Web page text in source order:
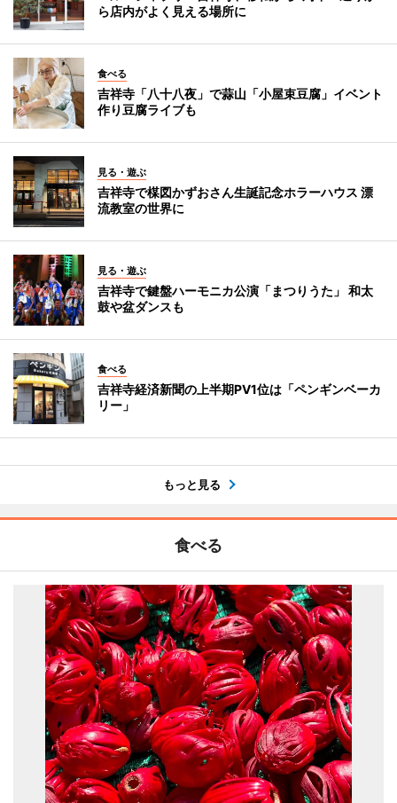
ら店内がよく見える場所に
食べる
吉祥寺「八十八夜」で蒜山「小屋束豆腐」イベント
作り豆腐ライブも
見る・遊ぶ
吉祥寺で楳図かずおさん生誕記念ホラーハウス 漂
流教室の世界に
見る・遊ぶ
吉祥寺で鍵盤ハーモニカ公演「まつりうた」 和太
鼓や盆ダンスも
食べる
吉祥寺経済新聞の上半期PV1位は「ペンギンベーカ
リー」
もっと見る
食べる